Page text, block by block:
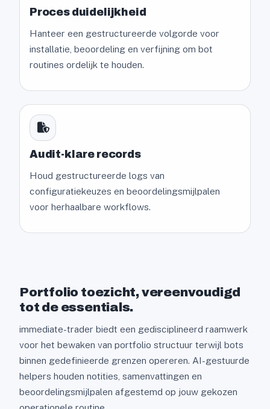
Proces duidelijkheid
Hanteer een gestructureerde volgorde voor
installatie, beoordeling en verfijning om bot
routines ordelijk te houden.
Audit-klare records
Houd gestructureerde logs van
configuratiekeuzes en beoordelingsmijlpalen
voor herhaalbare workflows.
Portfolio toezicht, vereenvoudigd
tot de essentials.
immediate-trader biedt een gedisciplineerd raamwerk
voor het bewaken van portfolio structuur terwijl bots
binnen gedefinieerde grenzen opereren. AI-gestuurde
helpers houden notities, samenvattingen en
beoordelingsmijlpalen afgestemd op jouw gekozen